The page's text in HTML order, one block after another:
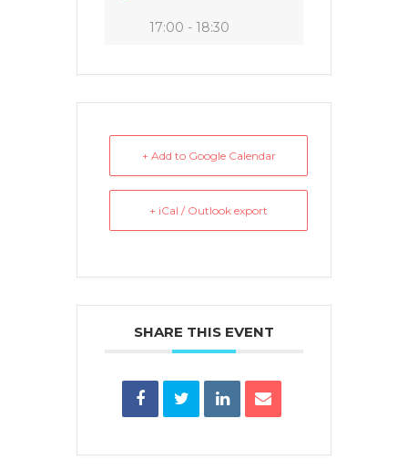
17:00 - 18:30
+ Add to Google Calendar
+ iCal / Outlook export
SHARE THIS EVENT